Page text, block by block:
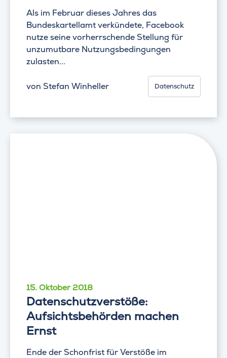
Als im Februar dieses Jahres das
Bundeskartellamt verkündete, Facebook
nutze seine vorherrschende Stellung für
unzumutbare Nutzungsbedingungen
zulasten...
von Stefan Winheller Datenschutz
15. Oktober 2018
Datenschutzverstöße:
Aufsichtsbehörden machen
Ernst
Ende der Schonfrist für Verstöße im